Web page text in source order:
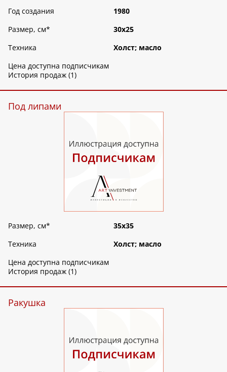
Год создания
1980
Размер, см*
30х25
Техника
Холст; масло
Цена доступна подписчикам
История продаж (1)
Под липами
Размер, см*
35х35
Техника
Холст; масло
Цена доступна подписчикам
История продаж (1)
Ракушка